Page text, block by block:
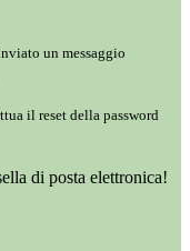
un messaggio
il reset della password
di posta elettronica!